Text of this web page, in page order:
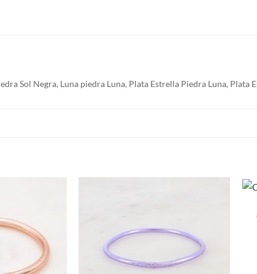
Sol Negra, Luna piedra Luna, Plata Estrella Piedra Luna, Plata